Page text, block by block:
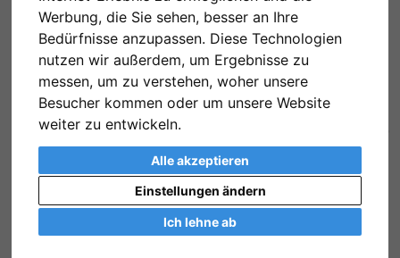
Werbung, die Sie sehen, besser an Ihre
Bedürfnisse anzupassen. Diese Technologien
nutzen wir außerdem, um Ergebnisse zu
messen, um zu verstehen, woher unsere
Besucher kommen oder um unsere Website
weiter zu entwickeln.
Alle akzeptieren
Ich lehne ab
Einstellungen ändern